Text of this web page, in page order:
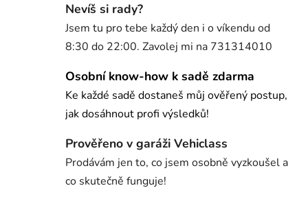
Nevíš si rady?
Jsem tu pro tebe každý den i o víkendu od
8:30 do 22:00. Zavolej mi na 731314010
Osobní know-how k sadě zdarma
Ke každé sadě dostaneš můj ověřený postup,
jak dosáhnout profi výsledků!
Prověřeno v garáži Vehiclass
Prodávám jen to, co jsem osobně vyzkoušel a
co skutečně funguje!